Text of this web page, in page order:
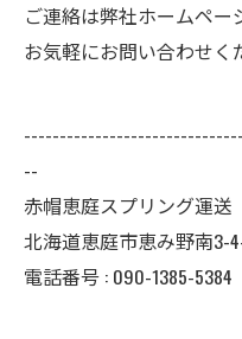
ご連絡は弊社ホームペー
お気軽にお問い合わせく
--
赤帽恵庭スプリング運送
北海道恵庭市恵み野南3-
電話番号 : 090-1385-5384